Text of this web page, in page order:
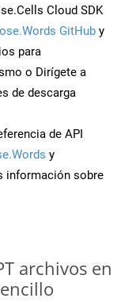
Cloud SDK
GitHub y
para
o Dirígete a
de descarga
de API
y
información sobre
archivos en